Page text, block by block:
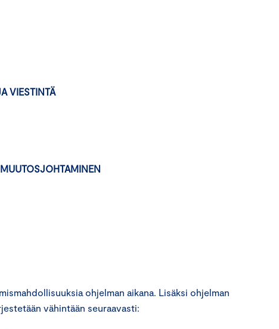
VIESTINTÄ
ohjelman aikana. Lisäksi ohjelman
vähintään seuraavasti: